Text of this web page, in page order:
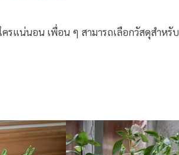
รแน่นอน เพื่อน ๆ สามารถเลือกวัสดุสำหรับ